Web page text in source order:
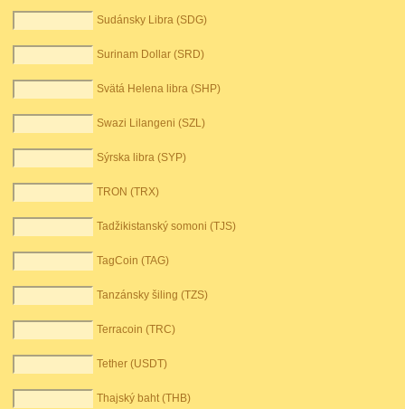
Sudánsky Libra (SDG)
Surinam Dollar (SRD)
Svätá Helena libra (SHP)
Swazi Lilangeni (SZL)
Sýrska libra (SYP)
TRON (TRX)
Tadžikistanský somoni (TJS)
TagCoin (TAG)
Tanzánsky šiling (TZS)
Terracoin (TRC)
Tether (USDT)
Thajský baht (THB)